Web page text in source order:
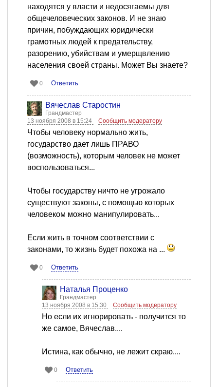
находятся у власти и недосягаемы для
общечеловеческих законов. И не знаю
причин, побуждающих юридически
грамотных людей к предательству,
разорению, убийствам и умерщвлению
населения своей страны. Может Вы знаете?
0 Ответить
Вячеслав Старостин
Грандмастер
13 ноября 2008 в 15:24
Сообщить модератору
Чтобы человеку нормально жить,
государство дает лишь ПРАВО
(возможность), которым человек не может
воспользоваться...
Чтобы государству ничто не угрожало
существуют законы, с помощью которых
человеком можно манипулировать...
Если жить в точном соответствии с
законами, то жизнь будет похожа на ...
0 Ответить
Наталья Проценко
Грандмастер
13 ноября 2008 в 15:30
Сообщить модератору
Но если их игнорировать - получится то
же самое, Вячеслав....
Истина, как обычно, не лежит скраю....
0 Ответить